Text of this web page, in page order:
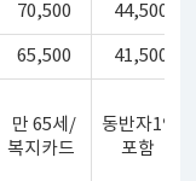
70,500 44,500
65,500 41,500
만 65세 /
복지카드
동반자1인
포함